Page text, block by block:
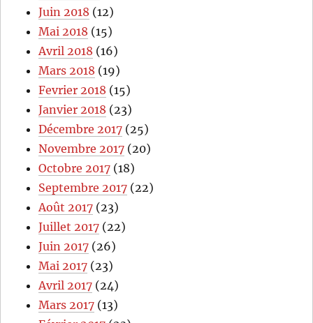
Juin 2018 (12)
Mai 2018 (15)
Avril 2018 (16)
Mars 2018 (19)
Fevrier 2018 (15)
Janvier 2018 (23)
Décembre 2017 (25)
Novembre 2017 (20)
Octobre 2017 (18)
Septembre 2017 (22)
Août 2017 (23)
Juillet 2017 (22)
Juin 2017 (26)
Mai 2017 (23)
Avril 2017 (24)
Mars 2017 (13)